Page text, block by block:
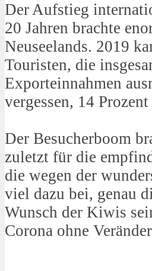
Der Aufstieg
20 Jahren brachte
Neuseelands. 2019
Touristen, die
Exporteinnahmen
vergessen, 14
Der Besucherboom
zuletzt für die
die wegen der
viel dazu bei, genau
Wunsch der Kiwis
Corona ohne